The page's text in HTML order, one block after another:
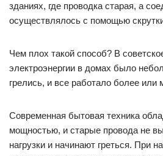
зданиях, где проводка старая, а
осуществлялось с помощью
Чем плох такой способ? В
электроэнергии в домах было
грелись, и все работало более или
Современная бытовая техника
мощностью, и старые провода не
нагрузки и начинают греться. При